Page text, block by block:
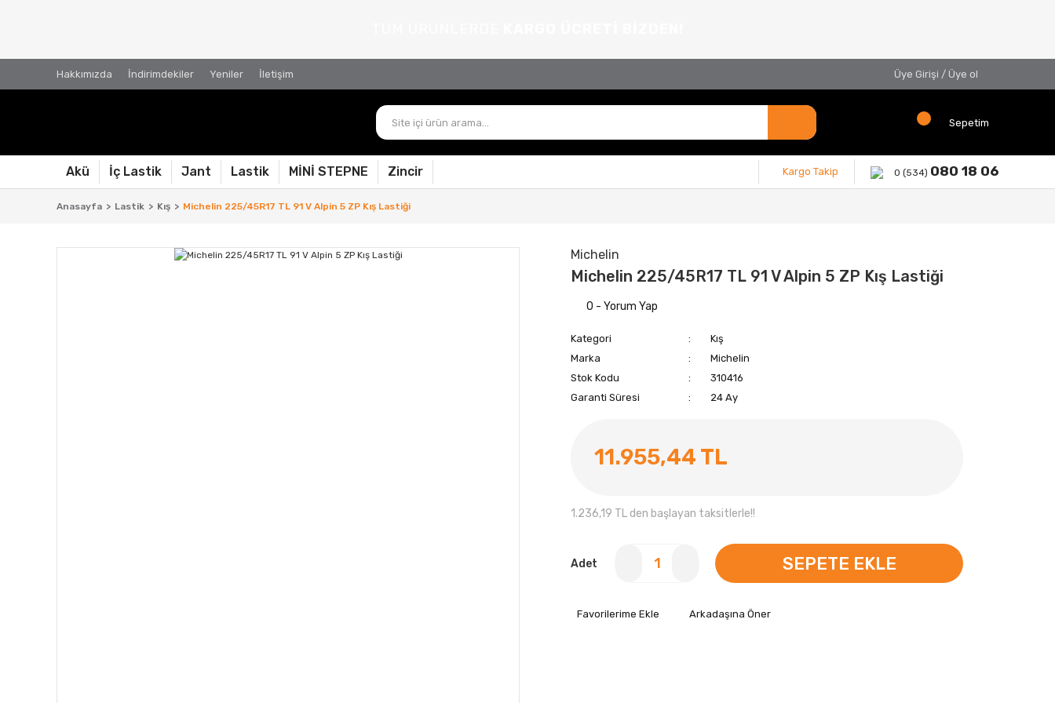
Hakkımızda İndirimdekiler Yeniler İletişim Üye Girişi / Üye ol
Sepetim
Akü İç Lastik Jant Lastik MİNİ STEPNE Zincir Kargo Takip 0 (534) 080 18 06
Anasayfa Lastik Kış Michelin 225/45R17 TL 91 V Alpin 5 ZP Kış Lastiği
Michelin
Michelin 225/45R17 TL 91 V Alpin 5 ZP Kış Lastiği
0 - Yorum Yap
Kategori
Kış
Marka
Michelin
Stok Kodu
310416
Garanti Süresi
24 Ay
11.955,44 TL
1.236,19 TL den başlayan taksitlerle!!
Adet SEPETE EKLE
Arkadaşına Öner